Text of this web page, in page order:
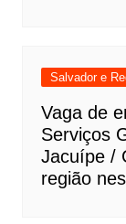
Salvador e
Vaga de
Serviços
Jacuípe /
região